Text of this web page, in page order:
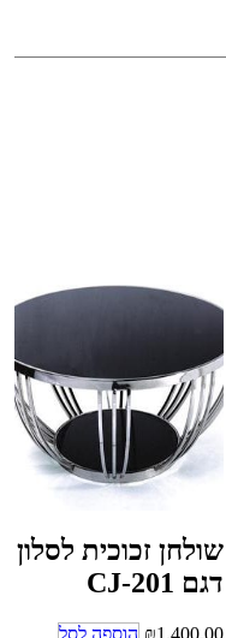
שולחן זכוכית לסלון
דגם CJ-201
₪ 1,400.00 הוספה לסל